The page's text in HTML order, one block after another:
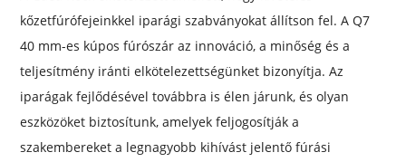
kőzetfúrófejeinkkel iparági szabványokat állítson fel. A Q7
40 mm-es kúpos fúrószár az innováció, a minőség és a
teljesítmény iránti elkötelezettségünket bizonyítja. Az
iparágak fejlődésével továbbra is élen járunk, és olyan
eszközöket biztosítunk, amelyek feljogosítják a
szakembereket a legnagyobb kihívást jelentő fúrási